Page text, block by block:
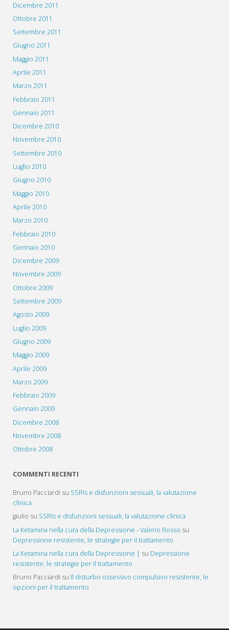
Dicembre 2011
Ottobre 2011
Settembre 2011
Giugno 2011
Maggio 2011
Aprile 2011
Marzo 2011
Febbraio 2011
Gennaio 2011
Dicembre 2010
Novembre 2010
Settembre 2010
Luglio 2010
Giugno 2010
Maggio 2010
Aprile 2010
Marzo 2010
Febbraio 2010
Gennaio 2010
Dicembre 2009
Novembre 2009
Ottobre 2009
Settembre 2009
Agosto 2009
Luglio 2009
Giugno 2009
Maggio 2009
Aprile 2009
Marzo 2009
Febbraio 2009
Gennaio 2009
Dicembre 2008
Novembre 2008
Ottobre 2008
COMMENTI RECENTI
Bruno Pacciardi su SSRIs e disfunzioni sessuali, la valutazione
clinica
giulio su SSRIs e disfunzioni sessuali, la valutazione clinica
La Ketamina nella cura della Depressione - Valerio Rosso su
Depressione resistente, le strategie per il trattamento
La Ketamina nella cura della Depressione | su Depressione
resistente, le strategie per il trattamento
Bruno Pacciardi su Il disturbo ossessivo compulsivo resistente, le
opzioni per il trattamento